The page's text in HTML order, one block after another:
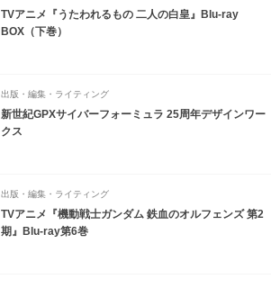
TVアニメ『うたわれるもの 二人の白皇』Blu-ray
BOX（下巻）
出版・編集・ライティング
新世紀GPXサイバーフォーミュラ 25周年デザインワー
クス
出版・編集・ライティング
TVアニメ『機動戦士ガンダム 鉄血のオルフェンズ 第2
期』Blu-ray第6巻